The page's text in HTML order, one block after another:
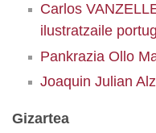
Carlos
ilustratzaile
Pankrazia Ollo
Joaquin Julian
Gizartea